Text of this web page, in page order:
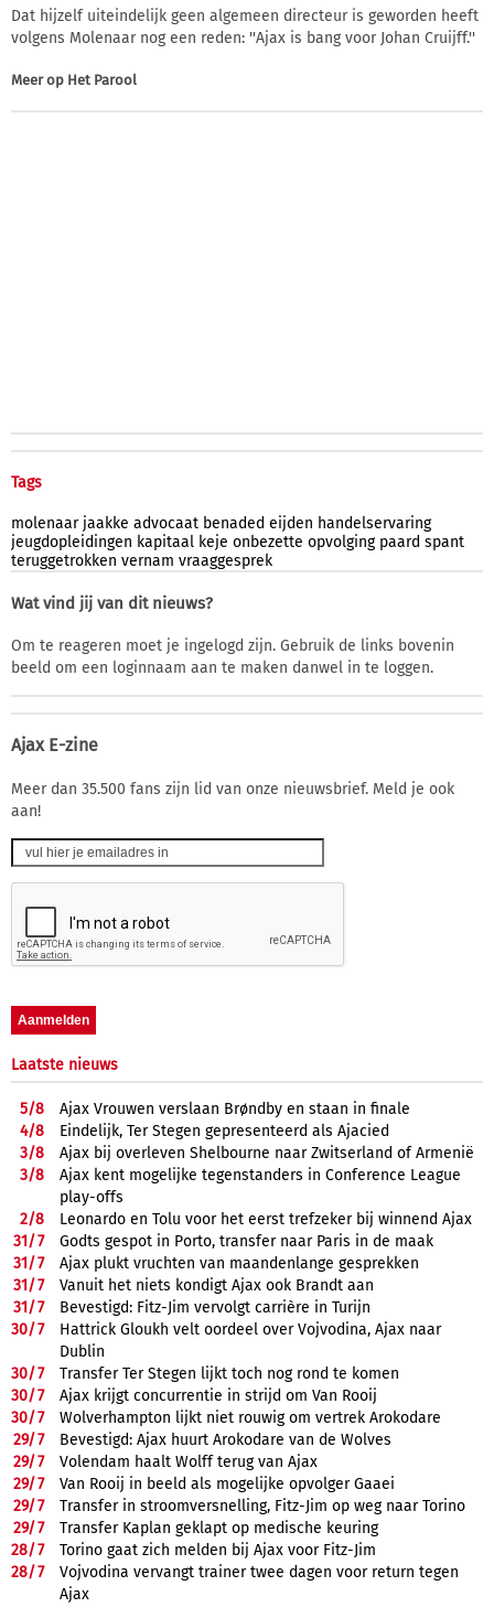
Dat hijzelf uiteindelijk geen algemeen directeur is geworden heeft
volgens Molenaar nog een reden: ''Ajax is bang voor Johan Cruijff.''
Meer op Het Parool
Tags
molenaar jaakke advocaat benaded eijden handelservaring
jeugdopleidingen kapitaal keje onbezette opvolging paard spant
teruggetrokken vernam vraaggesprek
Wat vind jij van dit nieuws?
Om te reageren moet je ingelogd zijn. Gebruik de links bovenin
beeld om een loginnaam aan te maken danwel in te loggen.
Ajax E-zine
Meer dan 35.500 fans zijn lid van onze nieuwsbrief. Meld je ook
aan!
Laatste nieuws
5/8
Ajax Vrouwen verslaan Brøndby en staan in finale
4/8
Eindelijk, Ter Stegen gepresenteerd als Ajacied
3/8
Ajax bij overleven Shelbourne naar Zwitserland of Armenië
3/8
Ajax kent mogelijke tegenstanders in Conference League
play-offs
2/8
Leonardo en Tolu voor het eerst trefzeker bij winnend Ajax
31/7
Godts gespot in Porto, transfer naar Paris in de maak
31/7
Ajax plukt vruchten van maandenlange gesprekken
31/7
Vanuit het niets kondigt Ajax ook Brandt aan
31/7
Bevestigd: Fitz-Jim vervolgt carrière in Turijn
30/7
Hattrick Gloukh velt oordeel over Vojvodina, Ajax naar
Dublin
30/7
Transfer Ter Stegen lijkt toch nog rond te komen
30/7
Ajax krijgt concurrentie in strijd om Van Rooij
30/7
Wolverhampton lijkt niet rouwig om vertrek Arokodare
29/7
Bevestigd: Ajax huurt Arokodare van de Wolves
29/7
Volendam haalt Wolff terug van Ajax
29/7
Van Rooij in beeld als mogelijke opvolger Gaaei
29/7
Transfer in stroomversnelling, Fitz-Jim op weg naar Torino
29/7
Transfer Kaplan geklapt op medische keuring
28/7
Torino gaat zich melden bij Ajax voor Fitz-Jim
28/7
Vojvodina vervangt trainer twee dagen voor return tegen
Ajax